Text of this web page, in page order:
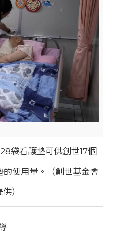
袋看護墊可供創世17個
使用量。（創世基金會
）